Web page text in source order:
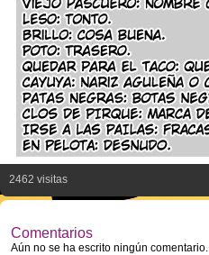
2462 visitas
Comentarios
Aún no se ha escrito ningún comentario.